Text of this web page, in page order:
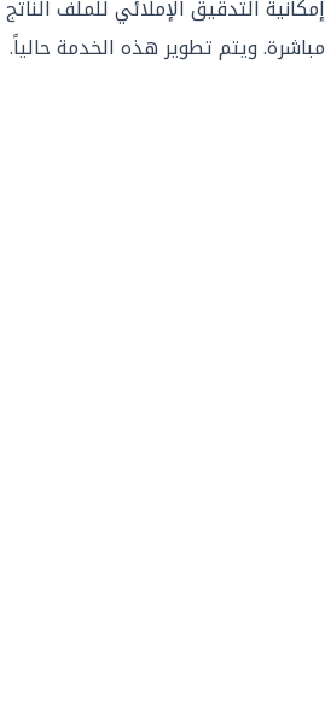
إمكانية التدقيق الإملائي للملف
مباشرة. ويتم تطوير هذه الخدمة حالياً.